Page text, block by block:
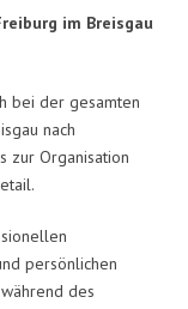
im Breisgau
bei der gesamten
nach
zur Organisation
persönlichen
des